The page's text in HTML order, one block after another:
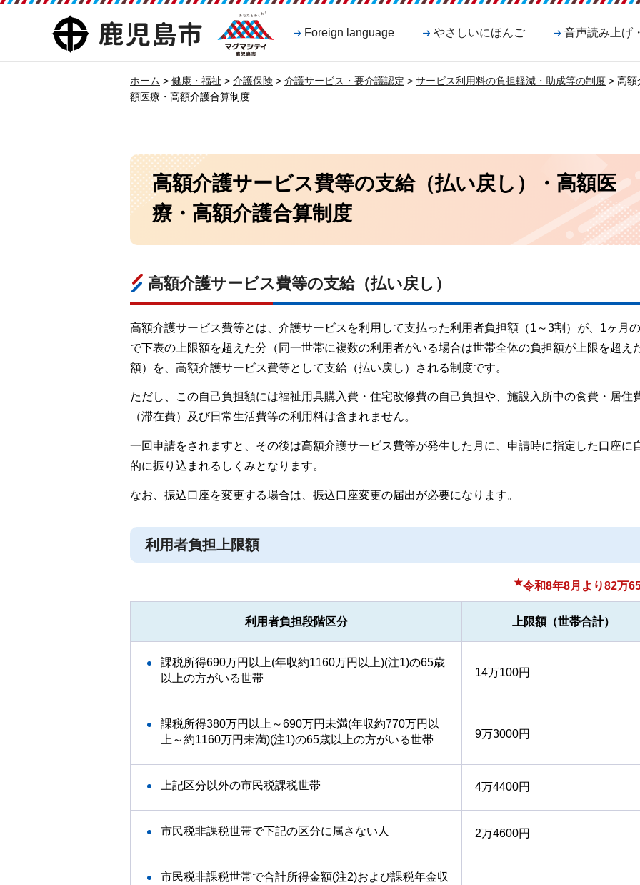
鹿児島市
マグマシティ
鹿児島市
Foreign language やさしいにほんご 音声読み上げ
ホーム > 健康・福祉 > 介護保険 > 介護サービス・要介護認定 > サービス利用料の負担軽減・助成等の制度 > 高額
額医療・高額介護合算制度
高額介護サービス費等の支給（払い戻し）・高額医
療・高額介護合算制度
高額介護サービス費等の支給（払い戻し）
高額介護サービス費等とは、介護サービスを利用して支払った利用者負担額（1～3割）が、1ヶ月
で下表の上限額を超えた分（同一世帯に複数の利用者がいる場合は世帯全体の負担額が上限を超え
額）を、高額介護サービス費等として支給（払い戻し）される制度です。
ただし、この自己負担額には福祉用具購入費・住宅改修費の自己負担や、施設入所中の食費・居住
（滞在費）及び日常生活費等の利用料は含まれません。
一回申請をされますと、その後は高額介護サービス費等が発生した月に、申請時に指定した口座に
的に振り込まれるしくみとなります。
なお、振込口座を変更する場合は、振込口座変更の届出が必要になります。
利用者負担上限額
★令和8年8月より82万
利用者負担段階区分 上限額（世帯合計）
課税所得690万円以上(年収約1160万円以上)(注1)の65歳
以上の方がいる世帯
14万100円
課税所得380万円以上～690万円未満(年収約770万円以
上～約1160万円未満)(注1)の65歳以上の方がいる世帯
9万3000円
上記区分以外の市民税課税世帯 4万4400円
市民税非課税世帯で下記の区分に属さない人 2万4600円
市民税非課税世帯で合計所得金額(注2)および課税年金収